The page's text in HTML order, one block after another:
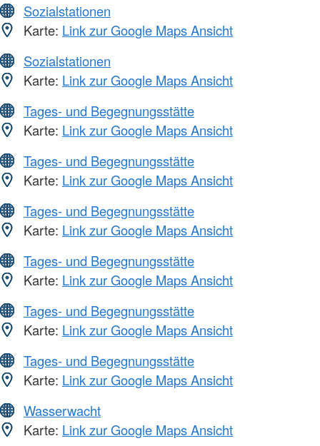
Sozialstationen
Karte: Link zur Google Maps Ansicht
Sozialstationen
Karte: Link zur Google Maps Ansicht
Tages- und Begegnungsstätte
Karte: Link zur Google Maps Ansicht
Tages- und Begegnungsstätte
Karte: Link zur Google Maps Ansicht
Tages- und Begegnungsstätte
Karte: Link zur Google Maps Ansicht
Tages- und Begegnungsstätte
Karte: Link zur Google Maps Ansicht
Tages- und Begegnungsstätte
Karte: Link zur Google Maps Ansicht
Tages- und Begegnungsstätte
Karte: Link zur Google Maps Ansicht
Wasserwacht
Karte: Link zur Google Maps Ansicht